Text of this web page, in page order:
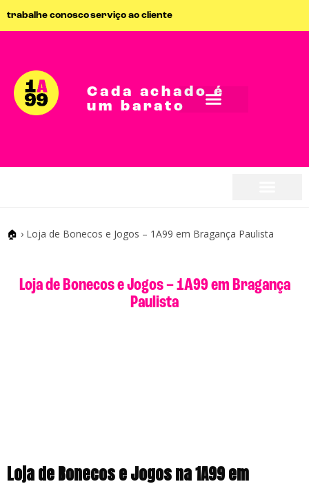
trabalhe conoscoserviço ao cliente
Cada achado é
um barato
🏠 › Loja de Bonecos e Jogos – 1A99 em Bragança Paulista
Loja de Bonecos e Jogos – 1A99 em Bragança
Paulista
Loja de Bonecos e Jogos na 1A99 em